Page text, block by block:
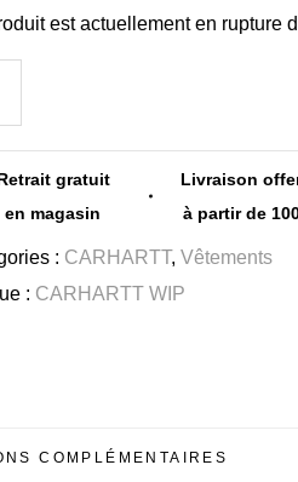
est actuellement en rupture
gratuit
en magasin
Livraison
à partir de
: CARHARTT, Vêtements
: CARHARTT WIP
COMPLÉMENTAIRES